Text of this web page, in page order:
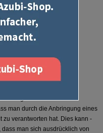
für Links" hat das
man durch die Anbringung eines
zu verantworten hat. Dies kann -
man sich ausdrücklich von